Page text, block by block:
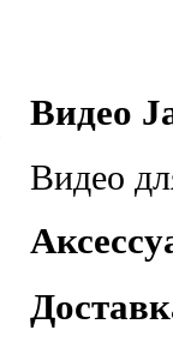
Видео
Видео